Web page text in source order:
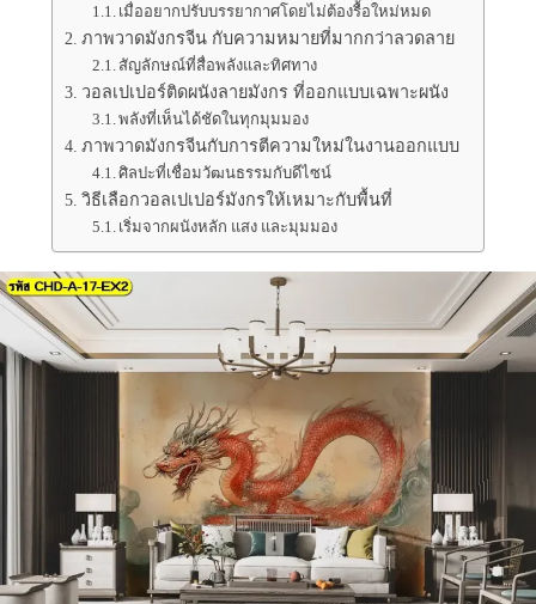
เมื่ออยากปรับบรรยากาศโดยไม่ต้องรื้อใหม่หมด
ภาพวาดมังกรจีน กับความหมายที่มากกว่าลวดลาย
สัญลักษณ์ที่สื่อพลังและทิศทาง
วอลเปเปอร์ติดผนังลายมังกร ที่ออกแบบเฉพาะผนัง
พลังที่เห็นได้ชัดในทุกมุมมอง
ภาพวาดมังกรจีนกับการตีความใหม่ในงานออกแบบ
ศิลปะที่เชื่อมวัฒนธรรมกับดีไซน์
วิธีเลือกวอลเปเปอร์มังกรให้เหมาะกับพื้นที่
เริ่มจากผนังหลัก แสง และมุมมอง